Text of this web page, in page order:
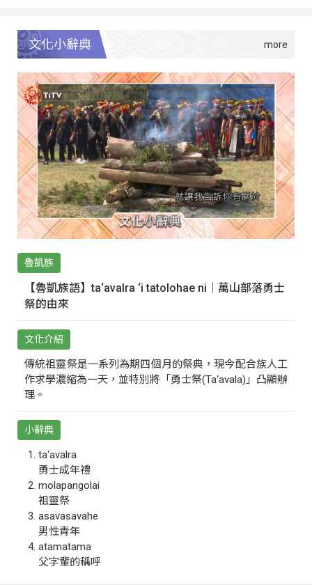
文化小辭典
魯凱族
【魯凱族語】ta‘avalra ‘i tatolohae ni｜萬山部落勇士
祭的由來
文化介紹
傳統祖靈祭是一系列為期四個月的祭典，現今配合族人工
作求學濃縮為一天，並特別將「勇士祭(Ta‘avala)」凸顯辦
理。
小辭典
ta‘avalra
勇士成年禮
molapangolai
祖靈祭
asavasavahe
男性青年
atamatama
父字輩的稱呼